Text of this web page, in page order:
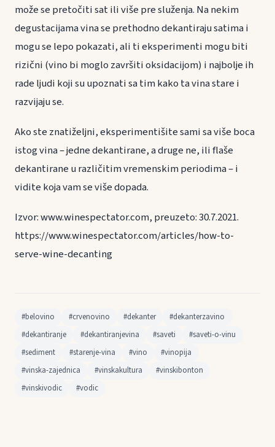
može se pretočiti sat ili više pre služenja. Na nekim
degustacijama vina se prethodno dekantiraju satima i
mogu se lepo pokazati, ali ti eksperimenti mogu biti
rizični (vino bi moglo završiti oksidacijom) i najbolje ih
rade ljudi koji su upoznati sa tim kako ta vina stare i
razvijaju se.
Ako ste znatiželjni, eksperimentišite sami sa više boca
istog vina – jedne dekantirane, a druge ne, ili flaše
dekantirane u različitim vremenskim periodima – i
vidite koja vam se više dopada.
Izvor: www.winespectator.com, preuzeto: 30.7.2021.
https://www.winespectator.com/articles/how-to-
serve-wine-decanting
#belovino #crvenovino #dekanter
#dekanterzavino
#dekantiranje
#dekantiranjevina #saveti
#saveti-o-vinu
#sediment
#starenje-vina #vino
#vinopija
#vinska-zajednica
#vinskakultura
#vinskibonton
#vinskivodic
#vodic